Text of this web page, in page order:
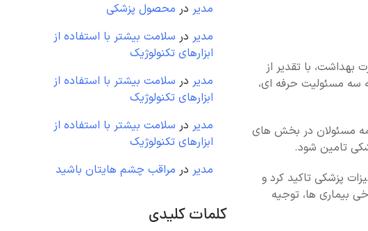
بهداشت، با تقدیر از
سه مسئولیت حرفه ای،
مسئولان در بخش های
تامین شود.
پزشکی تاکید کرد و
بیماری ها، توجیه
مدیر در محصول پزشکی
مدیر در سلامت بیشتر با استفاده از
ابزارهای تکنولوژیک
مدیر در سلامت بیشتر با استفاده از
ابزارهای تکنولوژیک
مدیر در سلامت بیشتر با استفاده از
ابزارهای تکنولوژیک
مدیر در مراقب چشم هایتان باشید
کلمات کلیدی